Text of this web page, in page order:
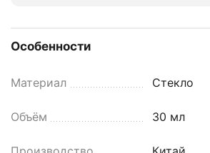
Особенности
Материал Стекло
Объём 30 мл